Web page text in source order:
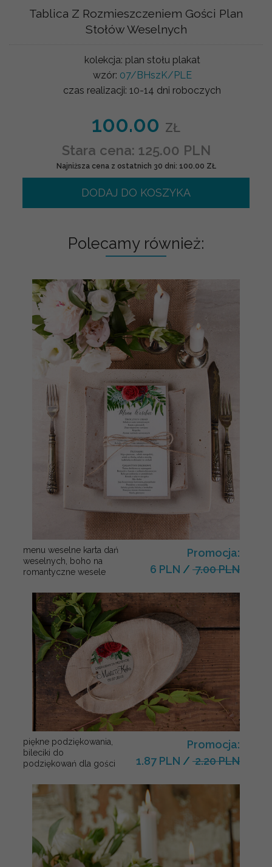
Tablica Z Rozmieszczeniem Gości Plan
Stołów Weselnych
kolekcja: plan stołu plakat
wzór: 07/BHszK/PLE
czas realizacji: 10-14 dni roboczych
100.00 ZŁ
Stara cena: 125.00 PLN
Najniższa cena z ostatnich 30 dni: 100.00 ZŁ
DODAJ DO KOSZYKA
Polecamy również:
menu weselne karta dań
weselnych, boho na
romantyczne wesele
Promocja:
6 PLN / 7.00 PLN
piękne podziękowania,
bileciki do
podziękowań dla gości
Promocja:
1.87 PLN / 2.20 PLN